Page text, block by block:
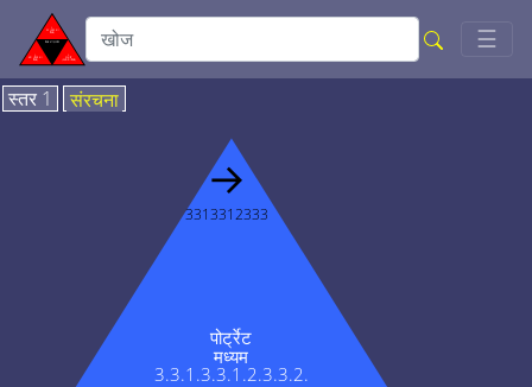
☰
स्तर 1 संरचना
पोर्ट्रेट
मध्यम
3.3.1.3.3.1.2.3.3.2.
→
3313312333